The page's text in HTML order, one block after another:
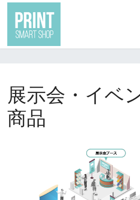
0120-2020-19
現在地:トップ
展示会イベント関連商品
展示会・イベ
商品